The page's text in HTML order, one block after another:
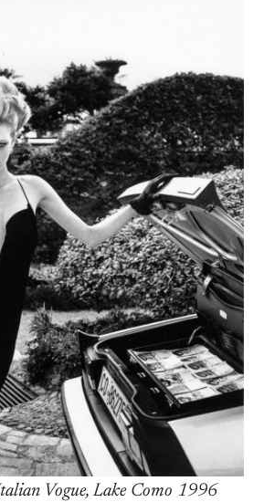
Vogue, Lake Como 1996